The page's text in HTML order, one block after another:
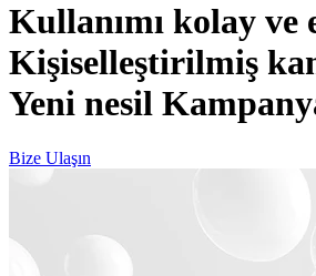
Kullanımı kolay ve
Kişiselleştirilmiş
Yeni nesil
Bize Ulaşın